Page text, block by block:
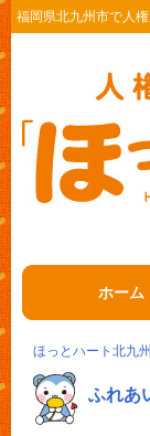
福岡県北九州市で人
ホーム
ほっとハート北九州
ふれあ